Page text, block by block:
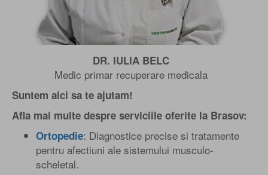
DR. IULIA BELC
Medic primar recuperare medicala
Suntem aici sa te ajutam!
Afla mai multe despre serviciile oferite la Brasov:
Ortopedie: Diagnostice precise si tratamente
pentru afectiuni ale sistemului musculo-
scheletal.